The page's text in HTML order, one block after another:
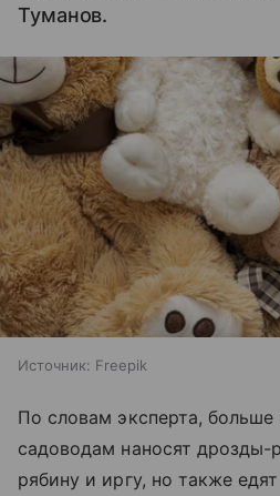
Туманов.
Источник: Freepik
По словам эксперта, больше
садоводам наносят дрозды-
рябину и иргу, но также